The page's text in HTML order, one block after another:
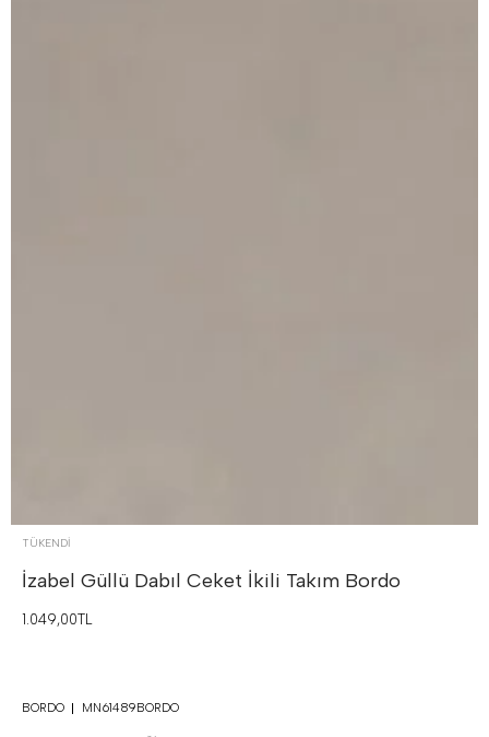
TÜKENDI
İzabel Güllü Dabıl Ceket İkili Takım Bordo
1.049,00TL
BORDO MN61489BORDO